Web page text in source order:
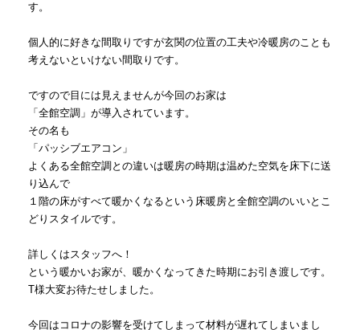
す。
個人的に好きな間取りですが玄関の位置の工夫や冷暖房のことも
考えないといけない間取りです。
ですので目には見えませんが今回のお家は
「全館空調」が導入されています。
その名も
「パッシブエアコン」
よくある全館空調との違いは暖房の時期は温めた空気を床下に送
り込んで
１階の床がすべて暖かくなるという床暖房と全館空調のいいとこ
どりスタイルです。
詳しくはスタッフへ！
という暖かいお家が、暖かくなってきた時期にお引き渡しです。
T様大変お待たせしました。
今回はコロナの影響を受けてしまって材料が遅れてしまいまし